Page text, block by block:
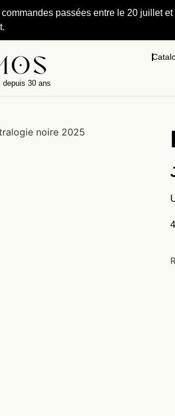
commandes passées entre le 20 juillet
depuis 30 ans